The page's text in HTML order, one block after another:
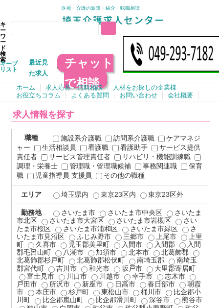
医療・介護の派遣・紹介・転職相談
キ
ー
ワ
ー
ド
検
索
キープ
リスト
最近見
た求人
チャット
で相談
ホーム 求人応募・無料相談
人材をお探しの企業様
お役立ちコラム
よくある質問 お問い合わせ 会社概要
求人情報を探す
職種 施設系介護職 訪問系介護職
ケアマネジ
ャー
生活相談員 看護職 看護助手
サービス提供
責任者
サービス管理責任者
リハビリ・機能訓練職
調理・栄養士
管理職・管理職候補 事務関連職
保育
職
児童指導員 支援員 その他の職種
エリア 埼玉県内 東京23区内 東京23区外
勤務地 さいたま市 さいたま市中央区
さいたま
市北区
さいたま市大宮区 さいたま市岩槻区
さい
たま市桜区
さいたま市浦和区 さいたま市緑区
さ
いたま市見沼区
ふじみ野市 三郷市 上尾市
上里
町
久喜市 児玉郡美里町 入間市 入間郡
入間
郡毛呂山町
八潮市 加須市 北本市
北葛飾郡
北葛飾郡杉戸町
北葛飾郡松伏町 南埼玉郡
南埼玉
郡宮代町
吉川市 和光市 坂戸市
大里郡寄居町
富士見市
川口市 川越市 幸手市
志木市
戸田市
所沢市 新座市 日高市 春日部市
朝霞
市
本庄市 杉戸町 東松山市 桶川市
比企郡小
川町
比企郡嵐山町 比企郡滑川町 深谷市
熊谷市